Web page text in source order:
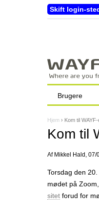
Skift login-
D
u
e
r
Hjem › Kom til
Kom til
Af Mikkel Hald , 07/
Torsdag den
mødet på
sitet forud for
Brugere